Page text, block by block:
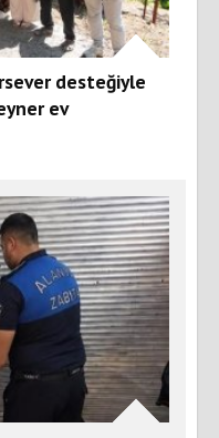
desteğiyle
ev